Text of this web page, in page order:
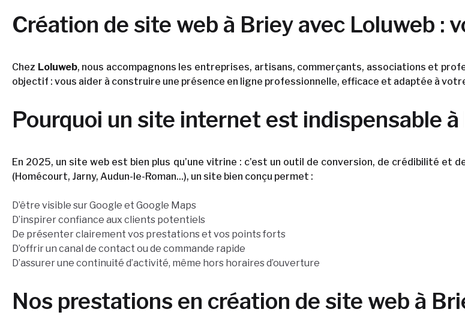
Création de site web à Briey avec Loluweb :
Chez Loluweb, nous accompagnons les entreprises, artisans, commerçants, associations et
objectif : vous aider à construire une présence en ligne professionnelle, efficace et adaptée à
Pourquoi un site internet est indispensable à
En 2025, un site web est bien plus qu’une vitrine : c’est un outil de conversion, de crédibilité et
(Homécourt, Jarny, Audun-le-Roman...), un site bien conçu permet :
D’être visible sur Google et Google Maps
D’inspirer confiance aux clients potentiels
De présenter clairement vos prestations et vos points forts
D’offrir un canal de contact ou de commande rapide
D’assurer une continuité d’activité, même hors horaires d’ouverture
Nos prestations en création de site web à